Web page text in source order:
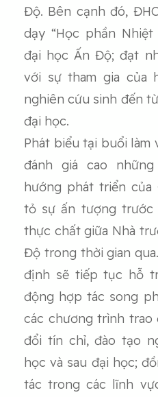
Độ. Bên cạnh đó,
dạy “Học phần
đại học Ấn Độ; đạt
với sự tham gia của
nghiên cứu sinh đến
đại học.
Phát biểu tại buổi làm
đánh giá cao
hướng phát triển của
tỏ sự ấn tượng trước
thực chất giữa Nhà
Độ trong thời gian
định sẽ tiếp tục hỗ
động hợp tác song
các chương trình trao
đổi tín chỉ, đào tạo
học và sau đại học;
tác trong các lĩnh